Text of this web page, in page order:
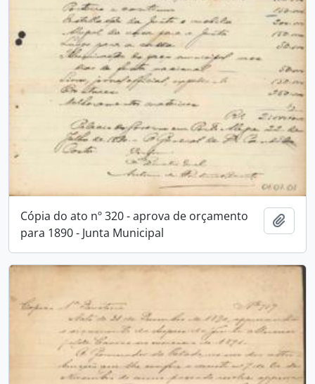
Cópia do ato nº 320 - aprova de orçamento
para 1890 - Junta Municipal